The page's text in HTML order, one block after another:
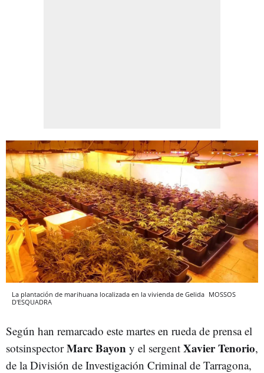
La plantación de marihuana localizada en la vivienda de Gelida MOSSOS
D'ESQUADRA
Según han remarcado este martes en rueda de prensa el
sotsinspectorMarc Bayon y el sergent Xavier Tenorio,
de la División de Investigación Criminal de Tarragona,